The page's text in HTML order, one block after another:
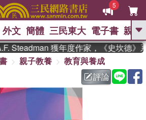
5
GO
熱搜： 東野圭吾 、 高希均教授回憶錄
父親節 、 如果歷
暑期推薦 、 國際布克
獎 臺灣漫遊錄 、 方念華
數學女孩：黎曼猜想
偉大的迷走神經
外文 簡體 三民東大 電子書 親子
Steadman 獲年度作家，《史坎德》系
親子教養
教育與養成
評論